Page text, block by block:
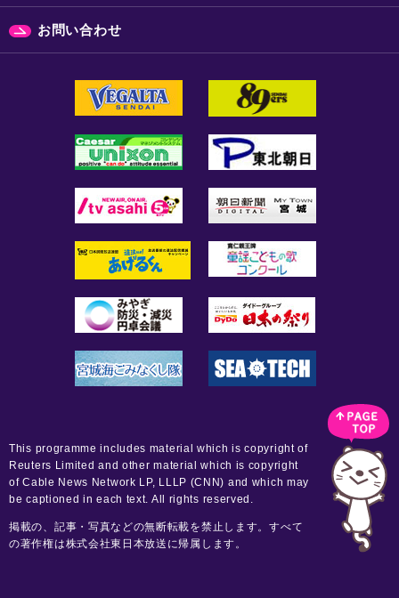
お問い合わせ
This programme includes material which is copyright of
Reuters Limited and other material which is copyright
of Cable News Network LP, LLLP (CNN) and which may
be captioned in each text. All rights reserved.
掲載の、記事・写真などの無断転載を禁止します。すべて
の著作権は株式会社東日本放送に帰属します。